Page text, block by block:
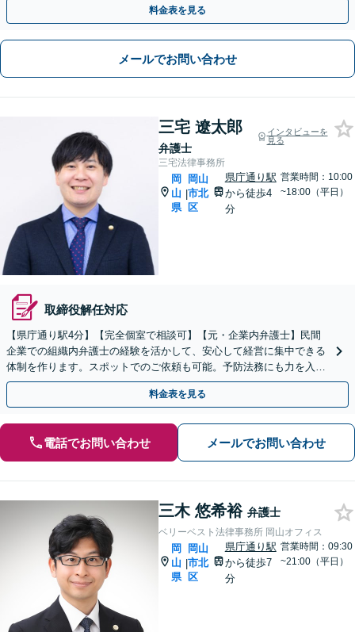
料金表を見る
メールでお問い合わせ
三宅 遼太郎
弁護士
インタビューを
見る
三宅法律事務所
岡
山
県
|
岡山
市北
区
県庁通り駅
から徒歩4
分
営業時間：10:00
~18:00（平日）
取締役解任対応
【県庁通り駅4分】【完全個室で相談可】【元・企業内弁護士】民間
企業での組織内弁護士の経験を活かして、安心して経営に集中できる
体制を作ります。スポットでのご依頼も可能。予防法務にも力を入れ
ています。【夜間・休日相談可能】
料金表を見る
電話でお問い合わせ メールでお問い合わせ
三木 悠希裕 弁護士
ベリーベスト法律事務所 岡山オフィス
岡
山
県
|
岡山
市北
区
県庁通り駅
から徒歩7
分
営業時間：09:30
~21:00（平日）